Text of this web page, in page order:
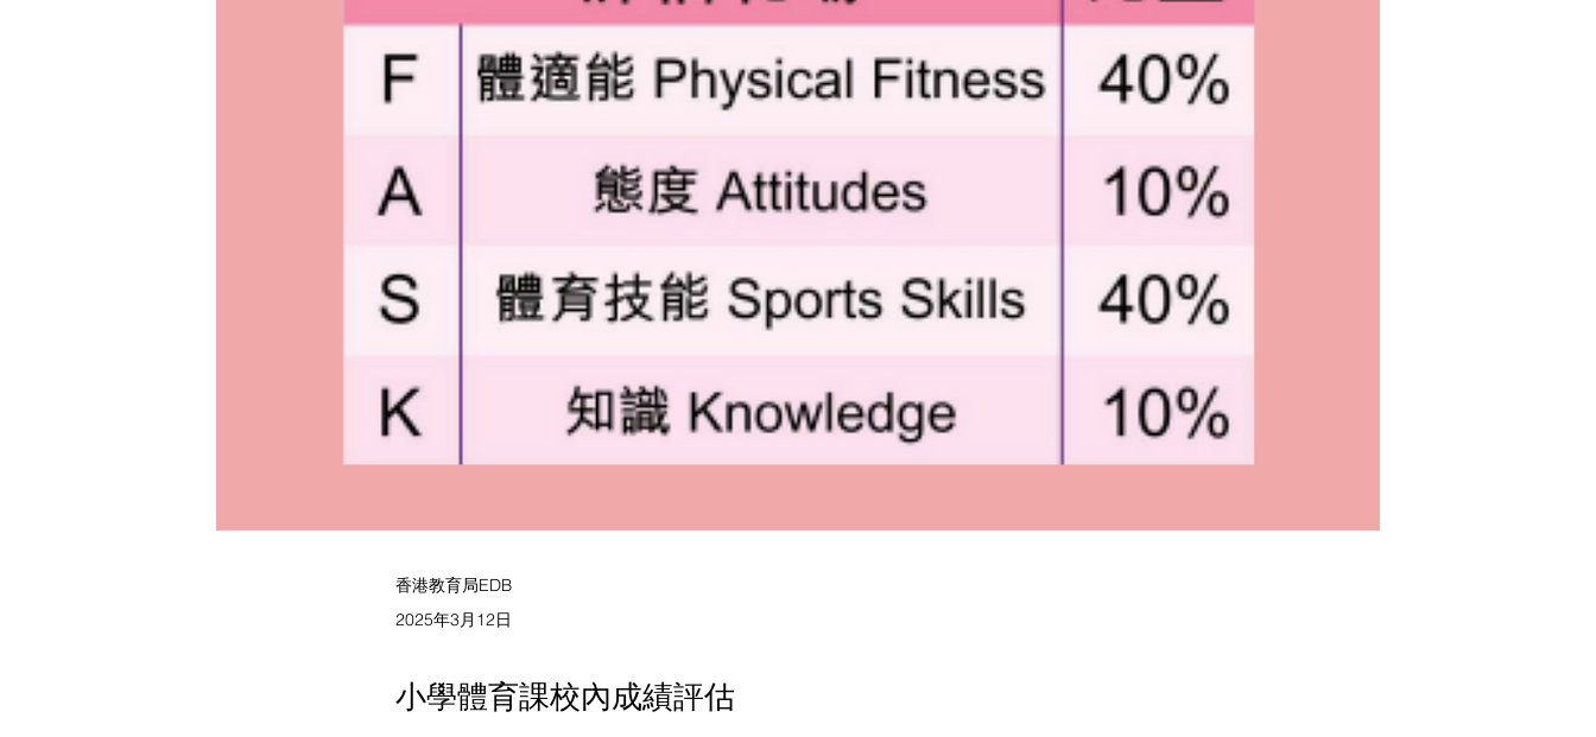
香港教育局EDB
2025年3月12日
小學體育課校內成績評估